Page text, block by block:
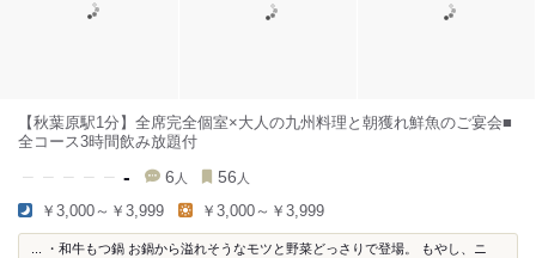
【秋葉原駅1分】全席完全個室×大人の九州料理と朝獲れ鮮魚のご宴会■
全コース3時間飲み放題付
- 6 人 56 人
￥3,000～￥3,999 ￥3,000～￥3,999
...⁡ ・和牛もつ鍋 お鍋から溢れそうなモツと野菜どっさりで登場。 もやし、ニ